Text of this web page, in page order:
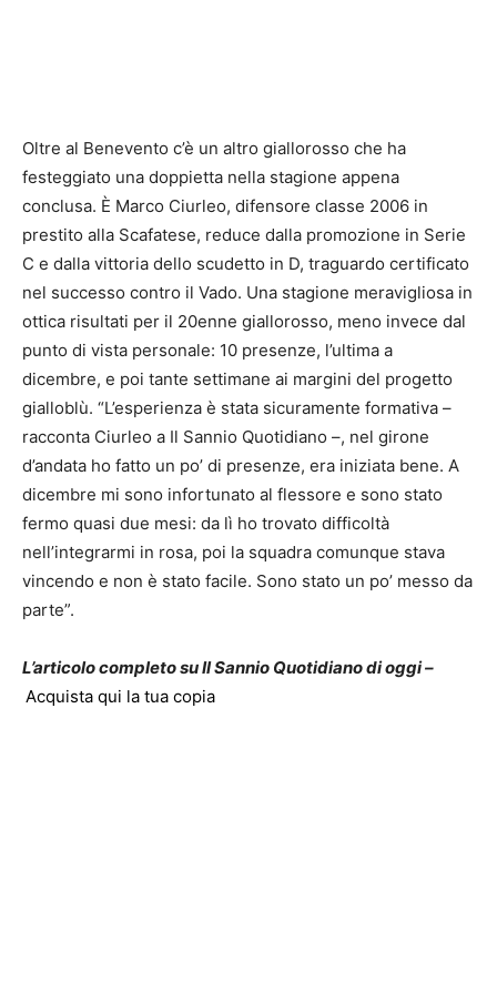
Oltre al Benevento c’è un altro giallorosso che ha
festeggiato una doppietta nella stagione appena
conclusa. È Marco Ciurleo, difensore classe 2006 in
prestito alla Scafatese, reduce dalla promozione in Serie
C e dalla vittoria dello scudetto in D, traguardo certificato
nel successo contro il Vado. Una stagione meravigliosa in
ottica risultati per il 20enne giallorosso, meno invece dal
punto di vista personale: 10 presenze, l’ultima a
dicembre, e poi tante settimane ai margini del progetto
gialloblù. “L’esperienza è stata sicuramente formativa –
racconta Ciurleo a Il Sannio Quotidiano –, nel girone
d’andata ho fatto un po’ di presenze, era iniziata bene. A
dicembre mi sono infortunato al flessore e sono stato
fermo quasi due mesi: da lì ho trovato difficoltà
nell’integrarmi in rosa, poi la squadra comunque stava
vincendo e non è stato facile. Sono stato un po’ messo da
parte”.
L’articolo completo su Il Sannio Quotidiano di oggi –
Acquista qui la tua copia